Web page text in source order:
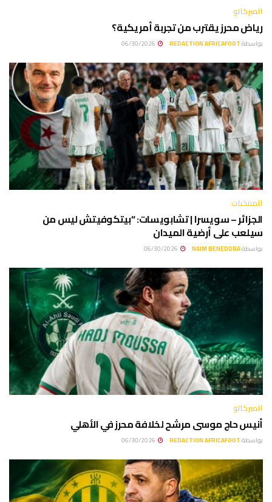
الميركاتو
رياض محرز يقترب من تجربة أمريكية؟
بواسطةREDACTION AFRICAFOOT
المنتخبات
الجزائر – سويسرا | تشابويسات: “بيتكوفيتش ليس من
سيلعب على أرضية الميدان
بواسطةNAIM BENEDDRA
الميركاتو
أنيس حاج موسى مرشح لخلافة محرز في الأهلي
بواسطةREDACTION AFRICAFOOT